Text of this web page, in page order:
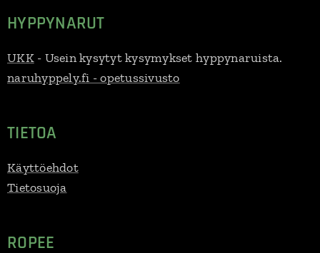
HYPPYNARUT
UKK- Usein kysytyt kysymykset hyppynaruista.
naruhyppely.fi - opetussivusto
TIETOA
Käyttöehdot
Tietosuoja
ROPEE